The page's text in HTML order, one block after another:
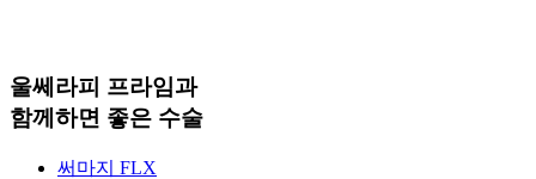
울쎄라피 프라임과
함께하면 좋은 수술
써마지 FLX